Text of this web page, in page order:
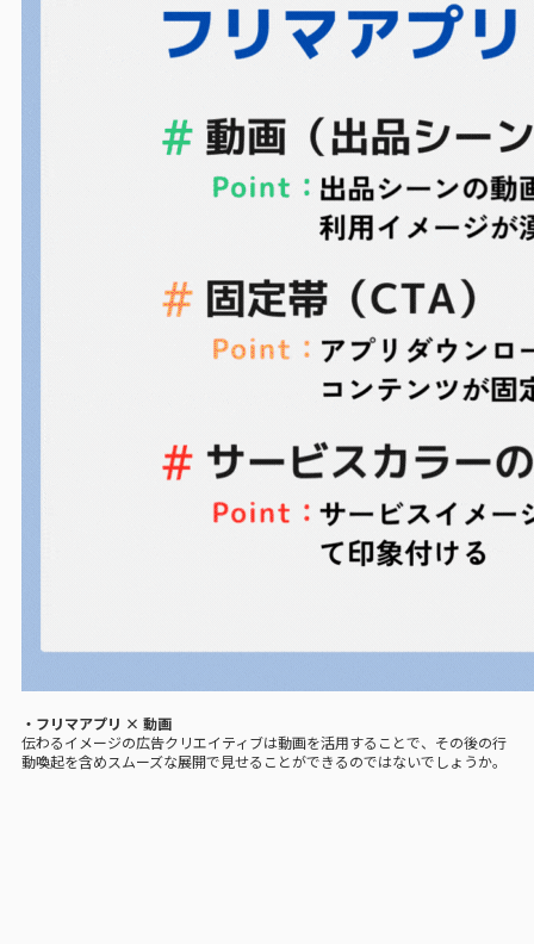
・フリマアプリ × 動画
伝わるイメージの広告クリエイティブは動画を活用することで、その後の行
動喚起を含めスムーズな展開で見せることができるのではないでしょうか。